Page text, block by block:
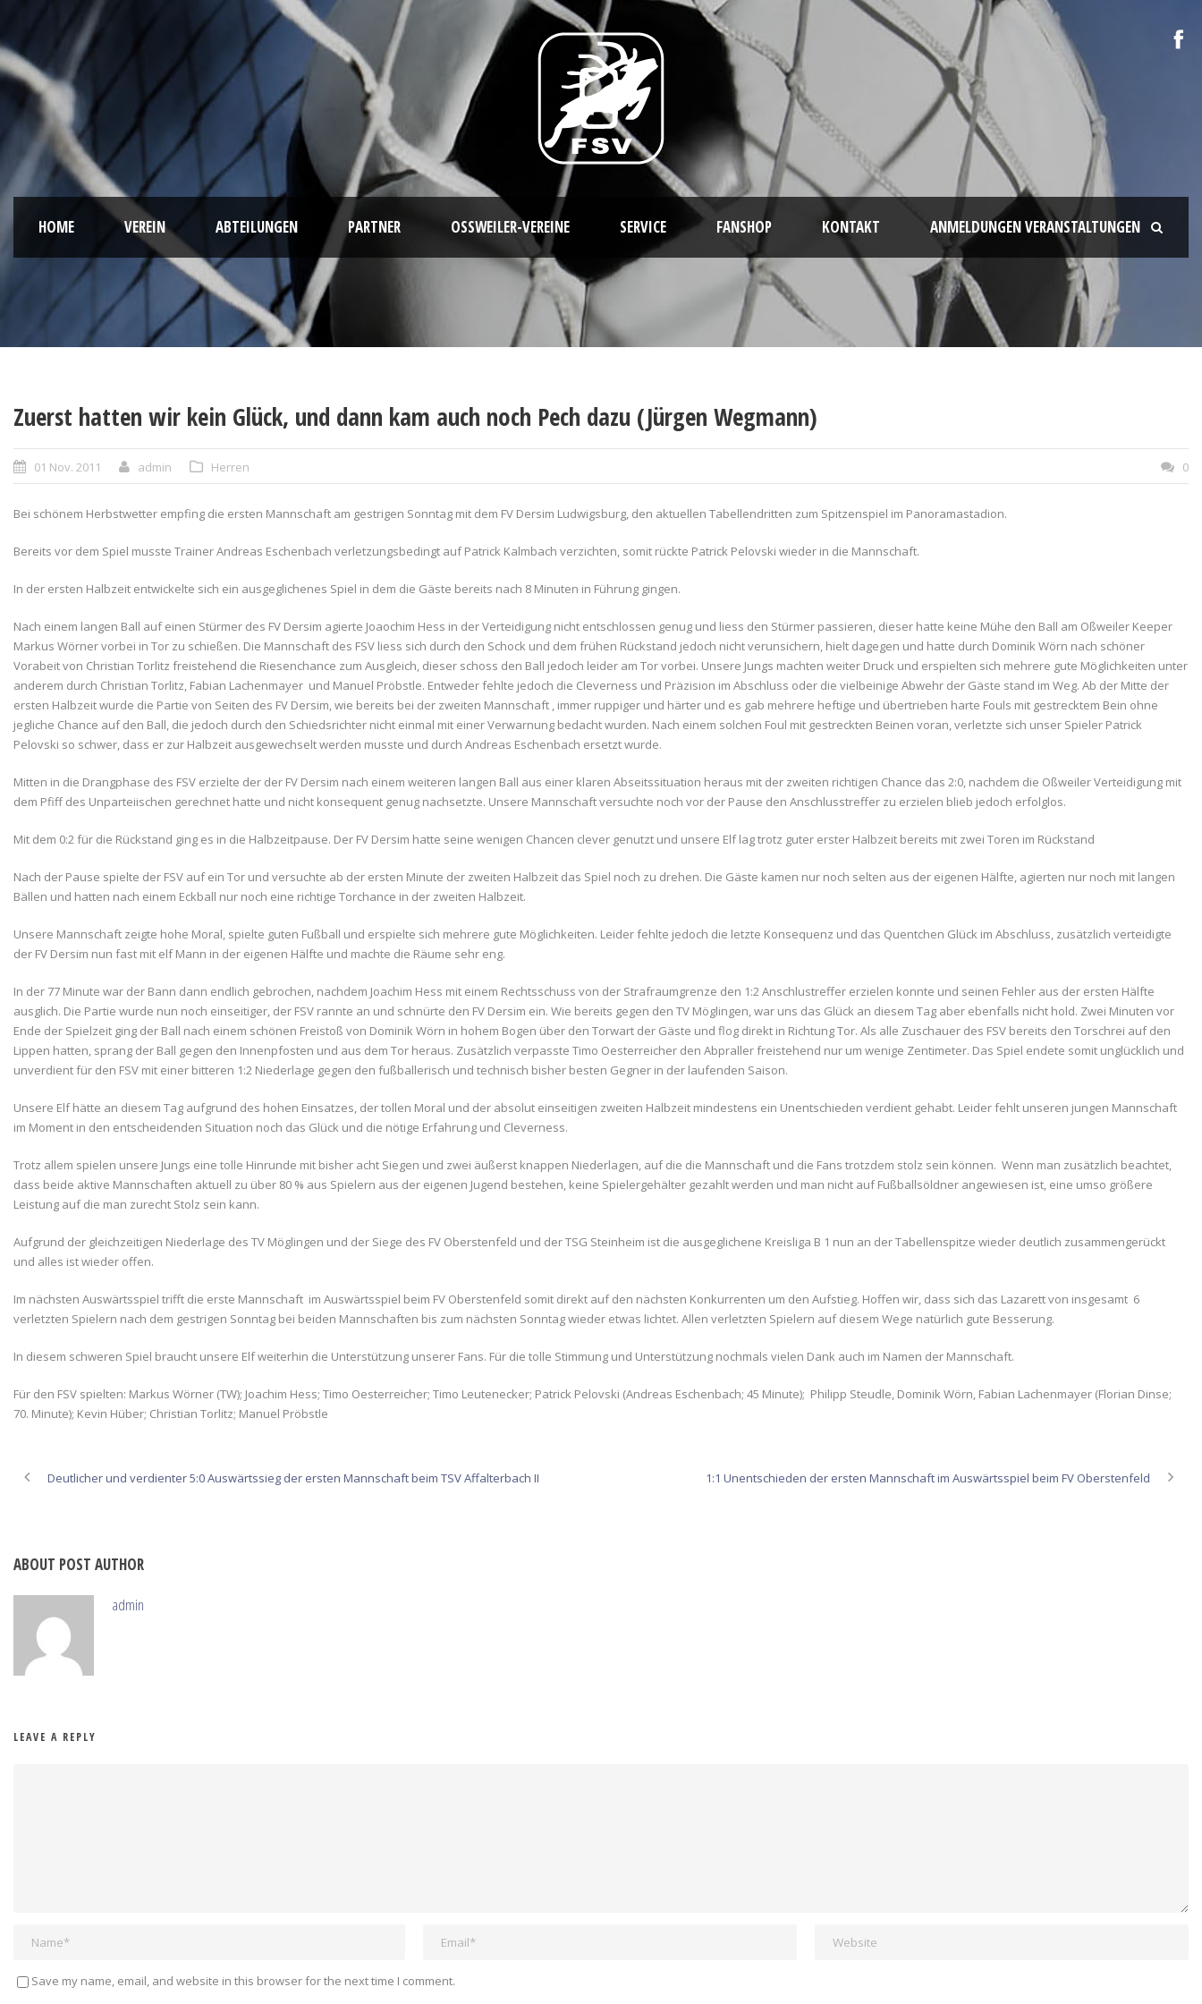
HOME VEREIN ABTEILUNGEN PARTNER OSSWEILER-VEREINE SERVICE FANSHOP KONTAKT ANMELDUNGEN VERANSTALTUNGEN
Zuerst hatten wir kein Glück, und dann kam auch noch Pech dazu (Jürgen Wegmann)
01 Nov. 2011 admin Herren 0
Bei schönem Herbstwetter empfing die ersten Mannschaft am gestrigen Sonntag mit dem FV Dersim Ludwigsburg, den aktuellen Tabellendritten zum Spitzenspiel im Panoramastadion.
Bereits vor dem Spiel musste Trainer Andreas Eschenbach verletzungsbedingt auf Patrick Kalmbach verzichten, somit rückte Patrick Pelovski wieder in die Mannschaft.
In der ersten Halbzeit entwickelte sich ein ausgeglichenes Spiel in dem die Gäste bereits nach 8 Minuten in Führung gingen.
Nach einem langen Ball auf einen Stürmer des FV Dersim agierte Joaochim Hess in der Verteidigung nicht entschlossen genug und liess den Stürmer passieren, dieser hatte keine Mühe den Ball am Oßweiler Keeper
Markus Wörner vorbei in Tor zu schießen. Die Mannschaft des FSV liess sich durch den Schock und dem frühen Rückstand jedoch nicht verunsichern, hielt dagegen und hatte durch Dominik Wörn nach schöner
Vorabeit von Christian Torlitz freistehend die Riesenchance zum Ausgleich, dieser schoss den Ball jedoch leider am Tor vorbei. Unsere Jungs machten weiter Druck und erspielten sich mehrere gute Möglichkeiten unter
anderem durch Christian Torlitz, Fabian Lachenmayer und Manuel Pröbstle. Entweder fehlte jedoch die Cleverness und Präzision im Abschluss oder die vielbeinige Abwehr der Gäste stand im Weg. Ab der Mitte der
ersten Halbzeit wurde die Partie von Seiten des FV Dersim, wie bereits bei der zweiten Mannschaft , immer ruppiger und härter und es gab mehrere heftige und übertrieben harte Fouls mit gestrecktem Bein ohne
jegliche Chance auf den Ball, die jedoch durch den Schiedsrichter nicht einmal mit einer Verwarnung bedacht wurden. Nach einem solchen Foul mit gestreckten Beinen voran, verletzte sich unser Spieler Patrick
Pelovski so schwer, dass er zur Halbzeit ausgewechselt werden musste und durch Andreas Eschenbach ersetzt wurde.
Mitten in die Drangphase des FSV erzielte der der FV Dersim nach einem weiteren langen Ball aus einer klaren Abseitssituation heraus mit der zweiten richtigen Chance das 2:0, nachdem die Oßweiler Verteidigung mit
dem Pfiff des Unparteiischen gerechnet hatte und nicht konsequent genug nachsetzte. Unsere Mannschaft versuchte noch vor der Pause den Anschlusstreffer zu erzielen blieb jedoch erfolglos.
Mit dem 0:2 für die Rückstand ging es in die Halbzeitpause. Der FV Dersim hatte seine wenigen Chancen clever genutzt und unsere Elf lag trotz guter erster Halbzeit bereits mit zwei Toren im Rückstand
Nach der Pause spielte der FSV auf ein Tor und versuchte ab der ersten Minute der zweiten Halbzeit das Spiel noch zu drehen. Die Gäste kamen nur noch selten aus der eigenen Hälfte, agierten nur noch mit langen
Bällen und hatten nach einem Eckball nur noch eine richtige Torchance in der zweiten Halbzeit.
Unsere Mannschaft zeigte hohe Moral, spielte guten Fußball und erspielte sich mehrere gute Möglichkeiten. Leider fehlte jedoch die letzte Konsequenz und das Quentchen Glück im Abschluss, zusätzlich verteidigte
der FV Dersim nun fast mit elf Mann in der eigenen Hälfte und machte die Räume sehr eng.
In der 77 Minute war der Bann dann endlich gebrochen, nachdem Joachim Hess mit einem Rechtsschuss von der Strafraumgrenze den 1:2 Anschlustreffer erzielen konnte und seinen Fehler aus der ersten Hälfte
ausglich. Die Partie wurde nun noch einseitiger, der FSV rannte an und schnürte den FV Dersim ein. Wie bereits gegen den TV Möglingen, war uns das Glück an diesem Tag aber ebenfalls nicht hold. Zwei Minuten vor
Ende der Spielzeit ging der Ball nach einem schönen Freistoß von Dominik Wörn in hohem Bogen über den Torwart der Gäste und flog direkt in Richtung Tor. Als alle Zuschauer des FSV bereits den Torschrei auf den
Lippen hatten, sprang der Ball gegen den Innenpfosten und aus dem Tor heraus. Zusätzlich verpasste Timo Oesterreicher den Abpraller freistehend nur um wenige Zentimeter. Das Spiel endete somit unglücklich und
unverdient für den FSV mit einer bitteren 1:2 Niederlage gegen den fußballerisch und technisch bisher besten Gegner in der laufenden Saison.
Unsere Elf hätte an diesem Tag aufgrund des hohen Einsatzes, der tollen Moral und der absolut einseitigen zweiten Halbzeit mindestens ein Unentschieden verdient gehabt. Leider fehlt unseren jungen Mannschaft
im Moment in den entscheidenden Situation noch das Glück und die nötige Erfahrung und Cleverness.
Trotz allem spielen unsere Jungs eine tolle Hinrunde mit bisher acht Siegen und zwei äußerst knappen Niederlagen, auf die die Mannschaft und die Fans trotzdem stolz sein können. Wenn man zusätzlich beachtet,
dass beide aktive Mannschaften aktuell zu über 80 % aus Spielern aus der eigenen Jugend bestehen, keine Spielergehälter gezahlt werden und man nicht auf Fußballsöldner angewiesen ist, eine umso größere
Leistung auf die man zurecht Stolz sein kann.
Aufgrund der gleichzeitigen Niederlage des TV Möglingen und der Siege des FV Oberstenfeld und der TSG Steinheim ist die ausgeglichene Kreisliga B 1 nun an der Tabellenspitze wieder deutlich zusammengerückt
und alles ist wieder offen.
Im nächsten Auswärtsspiel trifft die erste Mannschaft im Auswärtsspiel beim FV Oberstenfeld somit direkt auf den nächsten Konkurrenten um den Aufstieg. Hoffen wir, dass sich das Lazarett von insgesamt 6
verletzten Spielern nach dem gestrigen Sonntag bei beiden Mannschaften bis zum nächsten Sonntag wieder etwas lichtet. Allen verletzten Spielern auf diesem Wege natürlich gute Besserung.
In diesem schweren Spiel braucht unsere Elf weiterhin die Unterstützung unserer Fans. Für die tolle Stimmung und Unterstützung nochmals vielen Dank auch im Namen der Mannschaft.
Für den FSV spielten: Markus Wörner (TW); Joachim Hess; Timo Oesterreicher; Timo Leutenecker; Patrick Pelovski (Andreas Eschenbach; 45 Minute); Philipp Steudle, Dominik Wörn, Fabian Lachenmayer (Florian Dinse;
70. Minute); Kevin Hüber; Christian Torlitz; Manuel Pröbstle
Deutlicher und verdienter 5:0 Auswärtssieg der ersten Mannschaft beim TSV Affalterbach II 1:1 Unentschieden der ersten Mannschaft im Auswärtsspiel beim FV Oberstenfeld
ABOUT POST AUTHOR
admin
LEAVE A REPLY
Save my name, email, and website in this browser for the next time I comment.